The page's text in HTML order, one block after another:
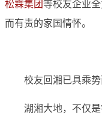
松霖集团等校友企业
而有责的家国情怀。
校友回湘已具乘
湖湘大地，不仅